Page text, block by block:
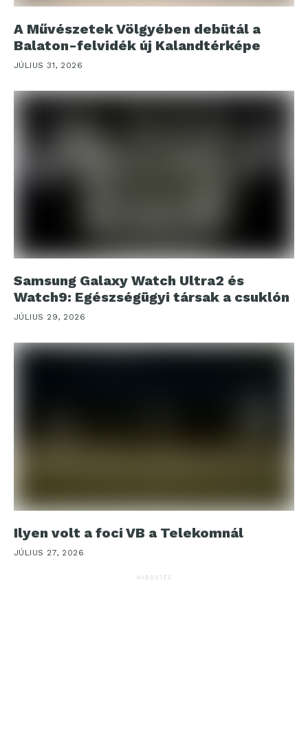
A Művészetek Völgyében debütál a
Balaton-felvidék új Kalandtérképe
JÚLIUS 31, 2026
Samsung Galaxy Watch Ultra2 és
Watch9: Egészségügyi társak a csuklón
JÚLIUS 29, 2026
Ilyen volt a foci VB a Telekomnál
JÚLIUS 27, 2026
HIRDETÉS